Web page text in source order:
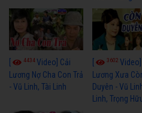
4434Video] Cải
Lương Nợ Cha Con Trả
- Vũ Linh, Tài Linh
3602
Lương Xưa
Duyên - Vũ
Linh, Trọng